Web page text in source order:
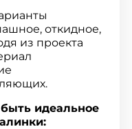
откидное,
из проекта
идеальное